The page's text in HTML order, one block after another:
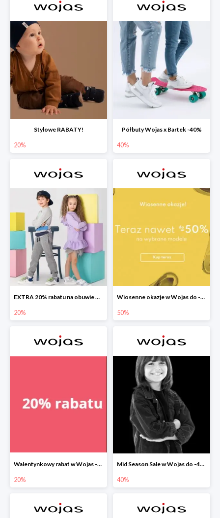
Stylowe RABATY!
20%
Półbuty Wojas x Bartek -40%
40%
EXTRA 20% rabatu na obuwie Bartek w Wojas
20%
Wiosenne okazje w Wojas do -50%
50%
Walentynkowy rabat w Wojas -20%
20%
Mid Season Sale w Wojas do -40%
40%